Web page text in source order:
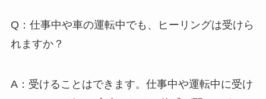
Q：仕事中や車の運転中でも、ヒーリングは受けら
れますか？
A：受けることはできます。仕事中や運転中に受け